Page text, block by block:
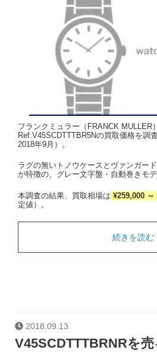
フランクミュラー（FRANCK MULLER
Ref.V45SCDTTTBR5Nの買取価格を調
2018年9月）。
ラグの無いトノウケースとヴァンガー
が特徴の、グレー文字盤・自動巻きモデ
本調査の結果、買取相場は ¥259,000 ～
定値）。
続きを読む
2018.09.13
V45SCDTTTBRNRを